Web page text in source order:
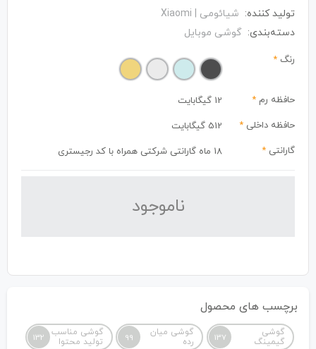
تولید کننده: شیائومی | Xiaomi
دسته‌بندی: گوشی موبایل
رنگ *
حافظه رم *
12 گیگابایت
حافظه داخلی *
512 گیگابایت
گارانتی * 18 ماه گارانتی شرکتی همراه با کد رجیستری
نا‌موجود
برچسب های محصول
گوشی
گیمینگ
137
گوشی میان
رده
99
گوشی مناسب
تولید محتوا
132